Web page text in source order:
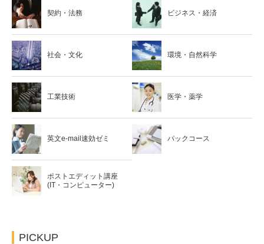
契約・法務 ビジネス・経済
社会・文化 環境・自然科学
工業技術 医学・薬学
英文e-mail速効ゼミ パックコース
ポストエディット講座
(IT・コンピューター)
PICKUP